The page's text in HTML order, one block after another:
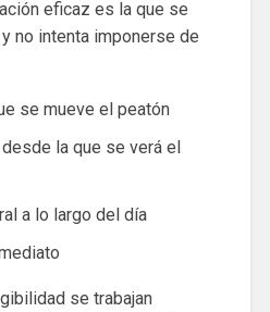
eficaz es la que se
no intenta imponerse de
se mueve el peatón
la que se verá el
a lo largo del día
se trabajan